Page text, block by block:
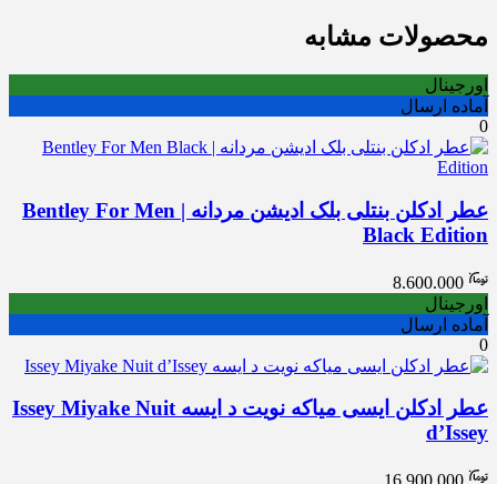
محصولات مشابه
اورجینال
آماده ارسال
0
عطر ادکلن بنتلی بلک ادیشن مردانه | Bentley For Men
Black Edition
8.600.000
اورجینال
آماده ارسال
0
عطر ادکلن ایسی میاکه نویت د ایسه Issey Miyake Nuit
d’Issey
16.900.000